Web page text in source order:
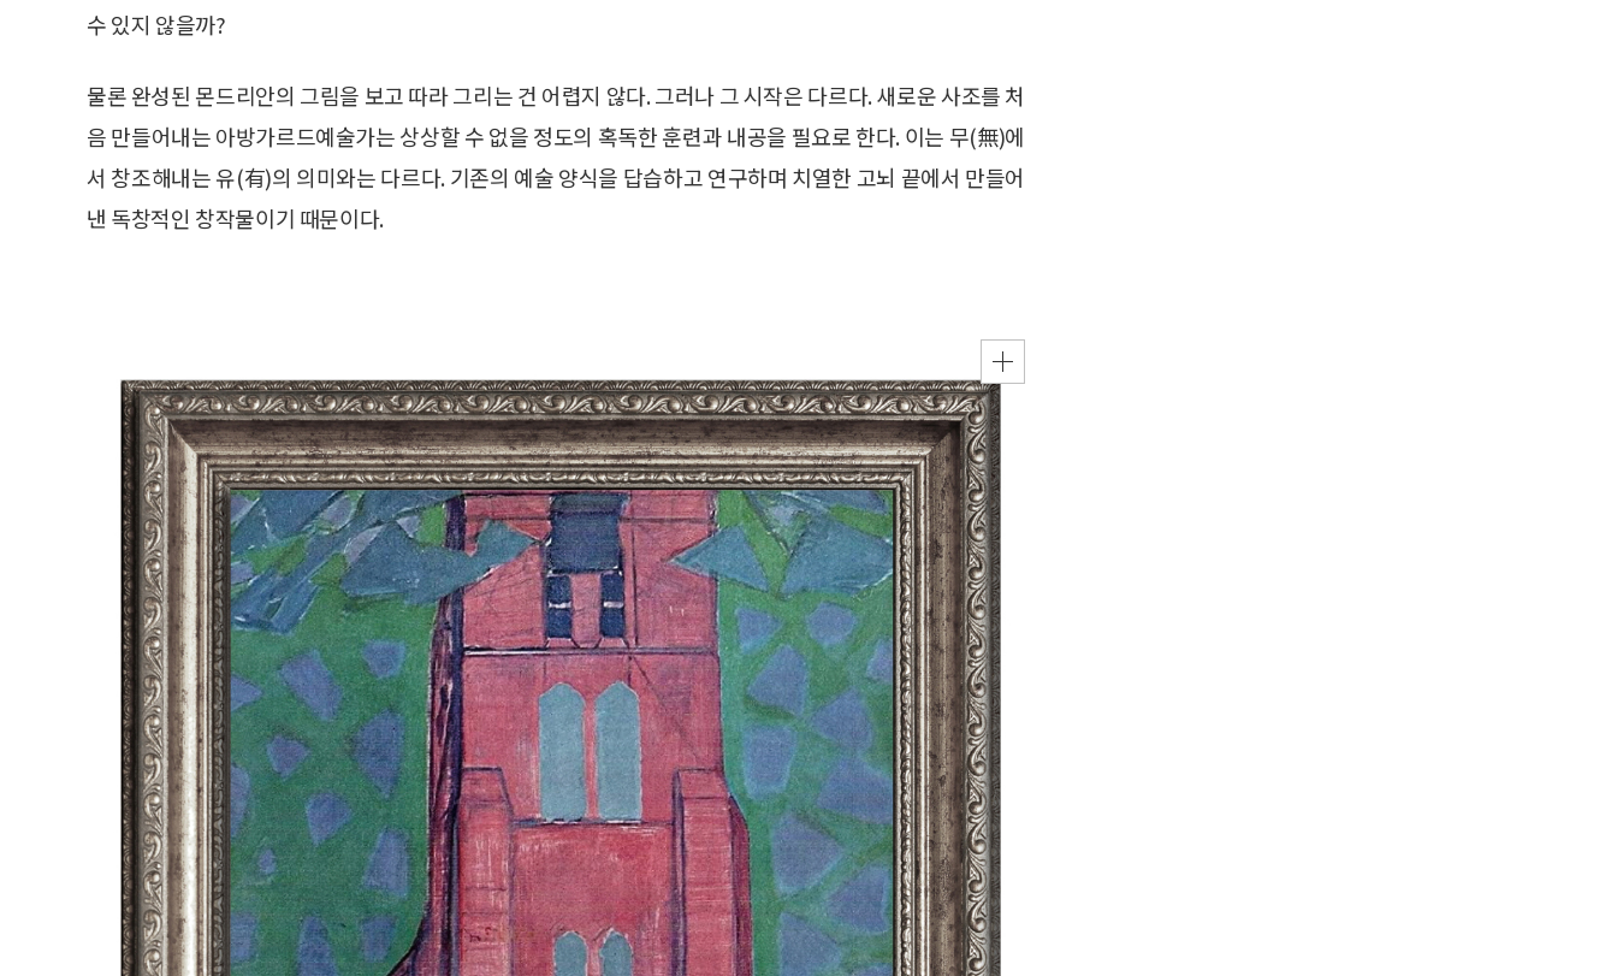
수 있지 않을까?
물론 완성된 몬드리안의 그림을 보고 따라 그리는 건 어렵지 않다. 그러나 그 시작은 다르다. 새로운 사조를 처
음 만들어내는 아방가르드예술가는 상상할 수 없을 정도의 혹독한 훈련과 내공을 필요로 한다. 이는 무(無)에
서 창조해내는 유(有)의 의미와는 다르다. 기존의 예술 양식을 답습하고 연구하며 치열한 고뇌 끝에서 만들어
낸 독창적인 창작물이기 때문이다.